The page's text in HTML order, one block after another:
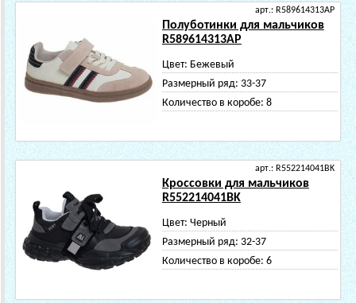
арт.: R589614313AP
Полуботинки для мальчиков
R589614313AP
Цвет: Бежевый
Размерный ряд: 33-37
Количество в коробе: 8
арт.: R552214041BK
Кроссовки для мальчиков
R552214041BK
Цвет: Черный
Размерный ряд: 32-37
Количество в коробе: 6